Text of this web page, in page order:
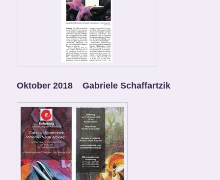
Oktober 2018 Gabriele Schaffartzik